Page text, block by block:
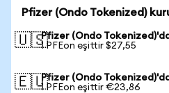
Pfizer (Ondo Tokenized)
🇺🇸Pfizer (Ondo
1 PFEon eşittir $27,55
🇪🇺Pfizer (Ondo
1 PFEon eşittir €23,86